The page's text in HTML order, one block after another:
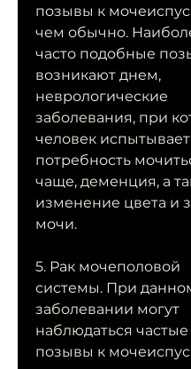
позывы к
чем обычно.
часто подобные
возникают днем,
неврологические
заболевания, при
человек испытывает
потребность
чаще, деменция, а
изменение цвета и
мочи.
5. Рак мочеполовой
системы. При
заболевании могут
наблюдаться частые
позывы к